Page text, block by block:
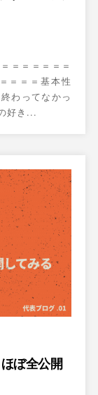
＝＝＝＝＝＝
＝＝＝基本性
わってなかっ
好き...
ぼ全公開